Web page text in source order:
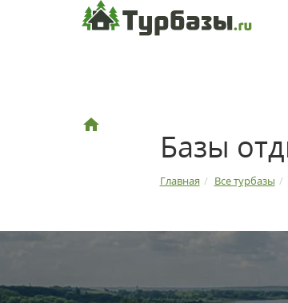
Базы
Главная Все турбазы